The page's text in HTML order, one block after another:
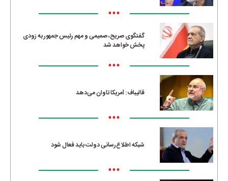
•••
گفتگوی صریح، صمیمی و مهم رئیس جمهور به زودی
پخش خواهد شد
•••
قالیباف: آمریکا تاوان می‌دهد
•••
شبکه اطلاع‌رسانی دولت باید فعال شود
•••